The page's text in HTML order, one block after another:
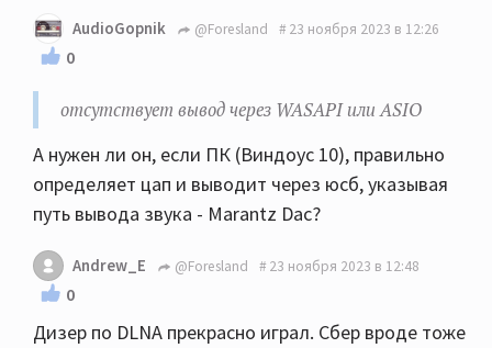
AudioGopnik @Foresland 23 ноября 2023 в 12:26
0
отсутствует вывод через WASAPI или ASIO
А нужен ли он, если ПК (Виндоус 10), правильно
определяет цап и выводит через юсб, указывая
путь вывода звука - Marantz Dac?
Andrew_E @Foresland 23 ноября 2023 в 12:48
0
Дизер по DLNA прекрасно играл. Сбер вроде тоже